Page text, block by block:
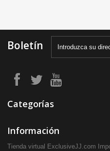
Boletín
Categorías
Información
Tienda virtual ExclusiveJJ.com